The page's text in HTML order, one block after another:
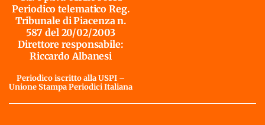
Periodico telematico Reg.
Tribunale di Piacenza n.
587 del 20/02/2003
Direttore responsabile:
Riccardo Albanesi
Periodico iscritto alla USPI –
Unione Stampa Periodici Italiana